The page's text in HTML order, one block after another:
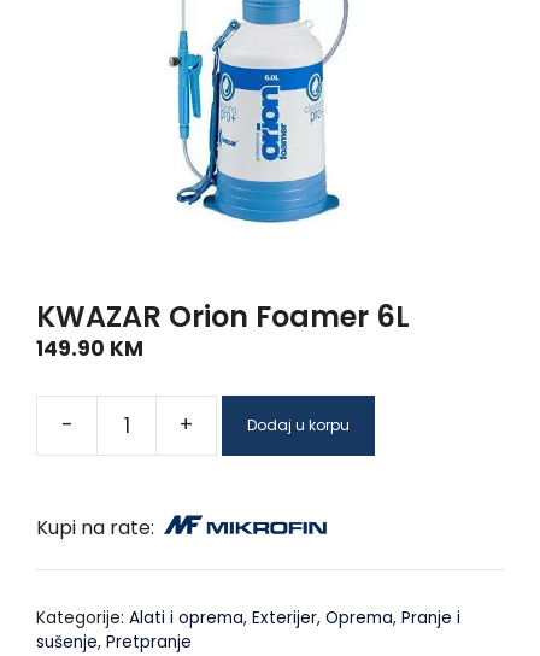
KWAZAR Orion Foamer 6L
149.90 KM
- + Dodaj u korpu
Kupi na rate:
Kategorije: Alati i oprema, Exterijer, Oprema, Pranje i
sušenje, Pretpranje